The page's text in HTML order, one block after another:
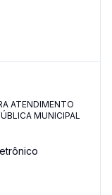
ATENDIMENTO
MUNICIPAL